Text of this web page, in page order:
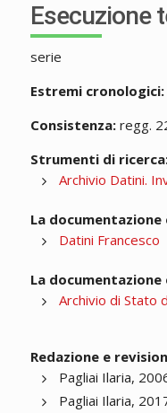
Esecuzione
serie
Estremi cronologici:
Consistenza:regg.
Strumenti di
Archivio Datini.
La
Datini Francesco
La
Archivio di Stato
Redazione e
Pagliai Ilaria,
Pagliai Ilaria,